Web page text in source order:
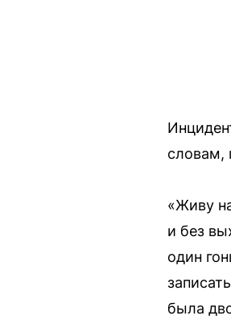
словам,
«Живу
и без
один
была